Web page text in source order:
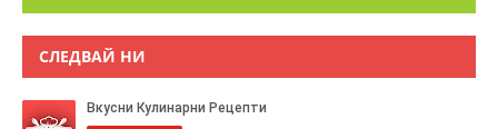
СЛЕДВАЙ НИ